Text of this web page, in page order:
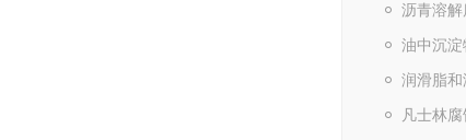
沥青溶
油中沉
润滑脂
凡士林